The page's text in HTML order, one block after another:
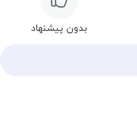
بدون پیشنهاد